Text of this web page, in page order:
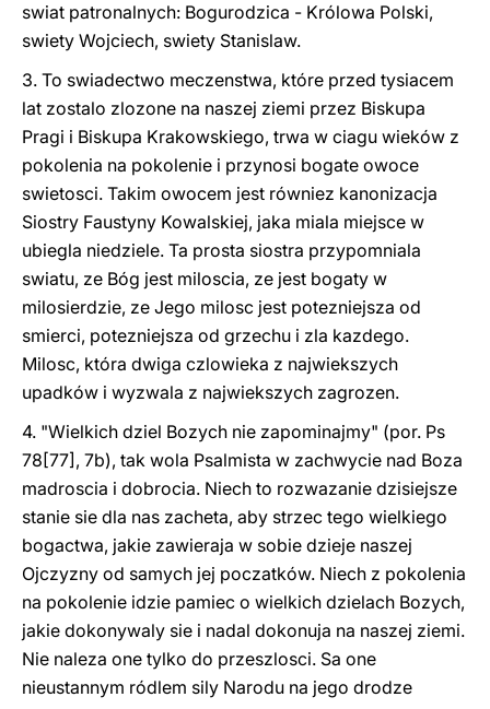
swiat patronalnych: Bogurodzica - Królowa Polski,
swiety Wojciech, swiety Stanislaw.
3. To swiadectwo meczenstwa, które przed tysiacem
lat zostalo zlozone na naszej ziemi przez Biskupa
Pragi i Biskupa Krakowskiego, trwa w ciagu wieków z
pokolenia na pokolenie i przynosi bogate owoce
swietosci. Takim owocem jest równiez kanonizacja
Siostry Faustyny Kowalskiej, jaka miala miejsce w
ubiegla niedziele. Ta prosta siostra przypomniala
swiatu, ze Bóg jest miloscia, ze jest bogaty w
milosierdzie, ze Jego milosc jest potezniejsza od
smierci, potezniejsza od grzechu i zla kazdego.
Milosc, która dwiga czlowieka z najwiekszych
upadków i wyzwala z najwiekszych zagrozen.
4. "Wielkich dziel Bozych nie zapominajmy" (por. Ps
78[77], 7b), tak wola Psalmista w zachwycie nad Boza
madroscia i dobrocia. Niech to rozwazanie dzisiejsze
stanie sie dla nas zacheta, aby strzec tego wielkiego
bogactwa, jakie zawieraja w sobie dzieje naszej
Ojczyzny od samych jej poczatków. Niech z pokolenia
na pokolenie idzie pamiec o wielkich dzielach Bozych,
jakie dokonywaly sie i nadal dokonuja na naszej ziemi.
Nie naleza one tylko do przeszlosci. Sa one
nieustannym ródlem sily Narodu na jego drodze